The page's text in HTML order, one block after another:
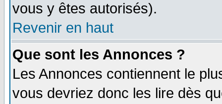
vous y êtes autorisés).
Revenir en haut
Que sont les Annonces ?
Les Annonces contiennent le
vous devriez donc les lire dès